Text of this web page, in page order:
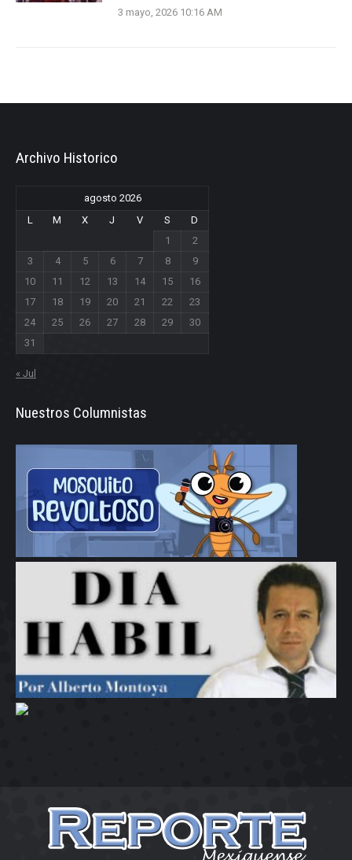
3 mayo, 2026 10:16 AM
Archivo Historico
agosto 2026
L
M X J V S
D
1
2
3
4 5 6 7 8
9
10
11 12 13 14 15
16
17
18 19 20 21 22
23
24
25 26 27 28 29
30
31
« Jul
Nuestros Columnistas